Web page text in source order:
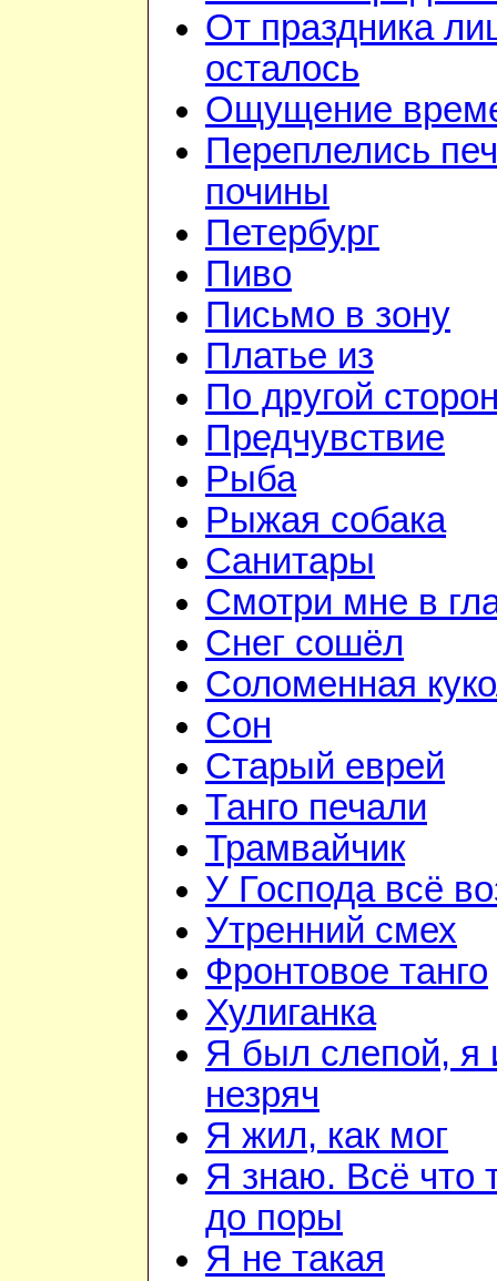
От праздника
осталось
Ощущение
Переплелись
почины
Петербург
Пиво
Письмо в зону
Платье из
По другой
Предчувствие
Рыба
Рыжая собака
Санитары
Смотри мне в
Снег сошёл
Соломенная
Сон
Старый еврей
Танго печали
Трамвайчик
У Господа всё
Утренний смех
Фронтовое танго
Хулиганка
Я был слепой, я
незряч
Я жил, как мог
Я знаю. Всё что
до поры
Я не такая